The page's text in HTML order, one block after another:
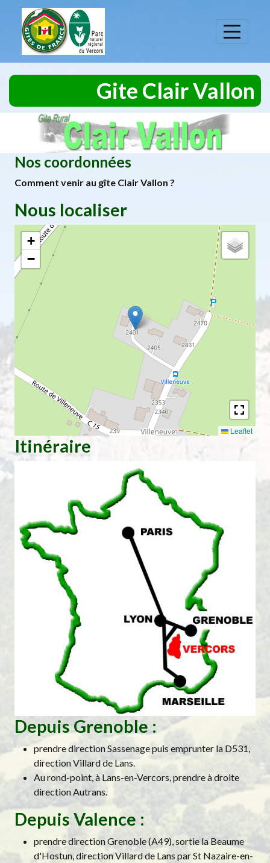
Panneau de gestion des cookies
Gite Clair Vallon
Nos coordonnées
Comment venir au gîte Clair Vallon ?
Nous localiser
+
−
Leaflet
Itinéraire
Depuis Grenoble :
prendre direction Sassenage puis emprunter la D531,
direction Villard de Lans.
Au rond-point, à Lans-en-Vercors, prendre à droite
direction Autrans.
Depuis Valence :
prendre direction Grenoble (A49), sortie la Beaume
d'Hostun, direction Villard de Lans par St Nazaire-en-